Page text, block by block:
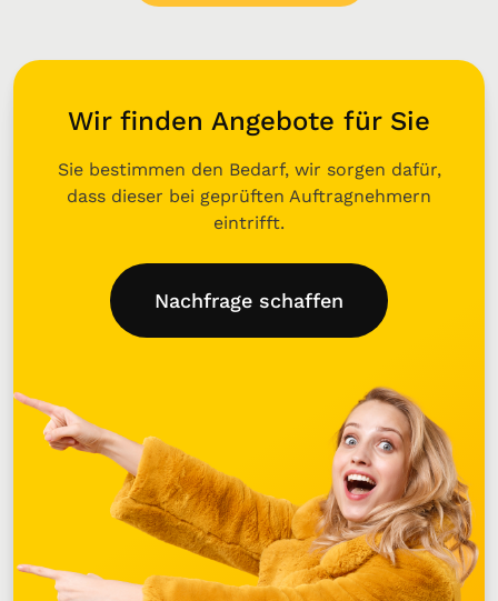
Wir finden Angebote für Sie
Sie bestimmen den Bedarf, wir sorgen dafür,
dass dieser bei geprüften Auftragnehmern
eintrifft.
Nachfrage schaffen